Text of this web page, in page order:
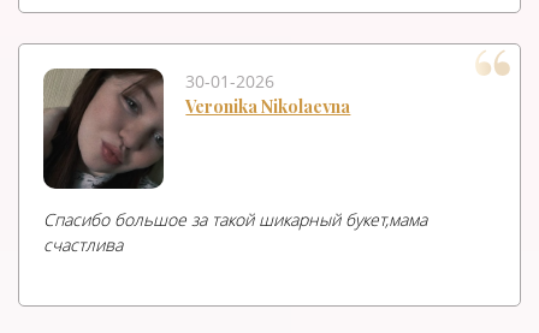
30-01-2026
Veronika Nikolaevna
Спасибо большое за такой шикарный букет,мама
счастлива